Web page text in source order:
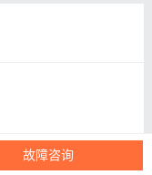
故障咨询